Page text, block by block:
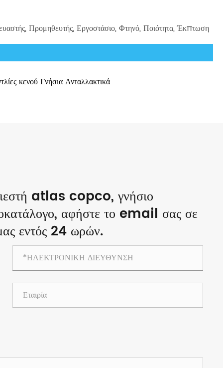
Προμηθευτής, Εργοστάσιο, Φτηνό, Ποιότητα, Έκπτωση
κενού Γνήσια Ανταλλακτικά
atlas copco, γνήσιο
αφήστε το email σας σε
εντός 24 ωρών.